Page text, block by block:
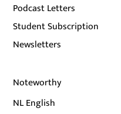
Podcast Letters
Student Subscription
Newsletters
Noteworthy
NL English